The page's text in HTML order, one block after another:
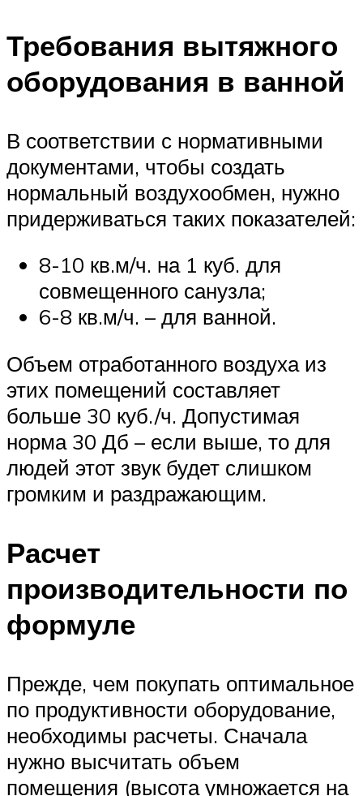
Требования вытяжного
оборудования в ванной
В соответствии с нормативными
документами, чтобы создать
нормальный воздухообмен, нужно
придерживаться таких показателей:
8-10 кв.м/ч. на 1 куб. для
совмещенного санузла;
6-8 кв.м/ч. – для ванной.
Объем отработанного воздуха из
этих помещений составляет
больше 30 куб./ч. Допустимая
норма 30 Дб – если выше, то для
людей этот звук будет слишком
громким и раздражающим.
Расчет
производительности по
формуле
Прежде, чем покупать оптимальное
по продуктивности оборудование,
необходимы расчеты. Сначала
нужно высчитать объем
помещения (высота умножается на